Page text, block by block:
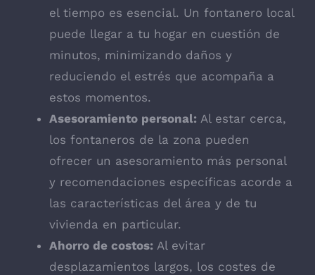
el tiempo es esencial. Un fontanero local
puede llegar a tu hogar en cuestión de
minutos, minimizando daños y
reduciendo el estrés que acompaña a
estos momentos.
Asesoramiento personal: Al estar cerca,
los fontaneros de la zona pueden
ofrecer un asesoramiento más personal
y recomendaciones específicas acorde a
las características del área y de tu
vivienda en particular.
Ahorro de costos: Al evitar
desplazamientos largos, los costes de